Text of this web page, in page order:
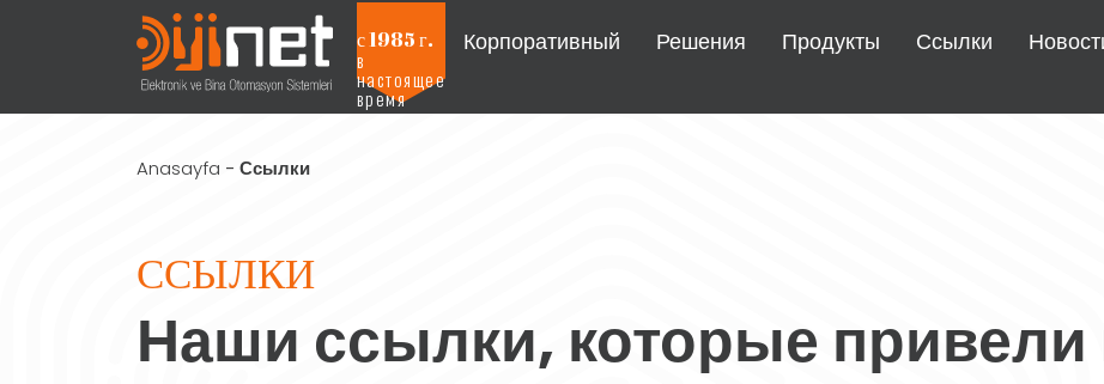
с 1985 г.
в
настоящее
время
Корпоративный Решения Продукты Ссылки
Projeleri Görmek İçin Tıklayınız
Anasayfa - Ссылки
ССЫЛКИ
Наши ссылки, которые привели